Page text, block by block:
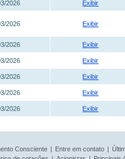
2026 Exibir
2026 Exibir
2026 Exibir
2026 Exibir
2026 Exibir
2026 Exibir
2026 Exibir
Consciente | Entre em contato |